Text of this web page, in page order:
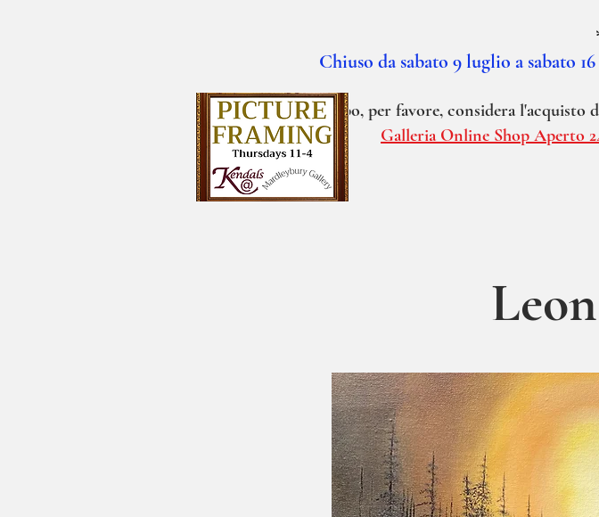
Chiuso da sabato 9 luglio a sabato
Nel frattempo, per favore, considera
Galleria Online Shop Aperto